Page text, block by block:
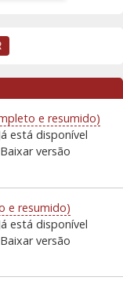
e resumido)
está disponível
versão
e resumido)
está disponível
versão